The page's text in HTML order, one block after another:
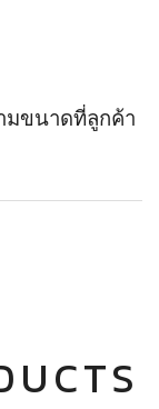
มขนาดที่ลูกค้า